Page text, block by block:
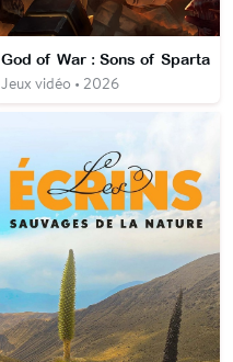
God of War : Sons of Sparta
Jeux vidéo • 2026